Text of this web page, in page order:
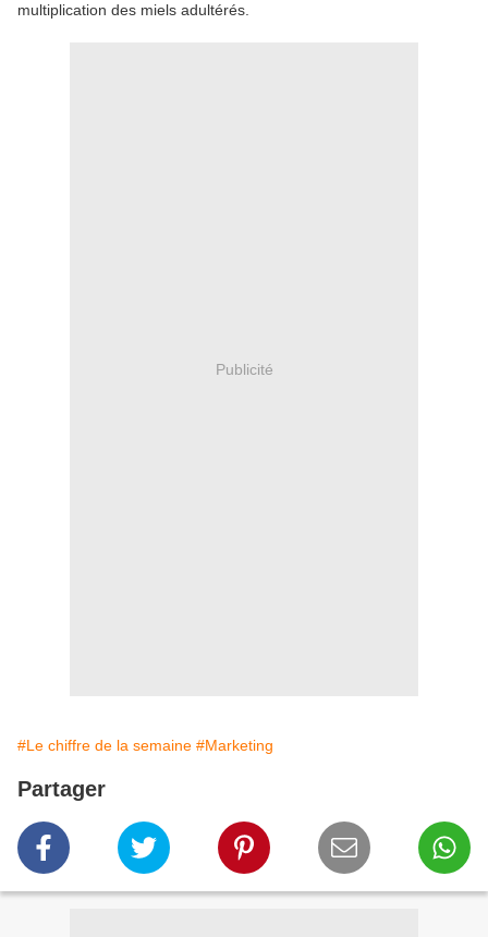
multiplication des miels adultérés.
Publicité
#Le chiffre de la semaine #Marketing
Partager